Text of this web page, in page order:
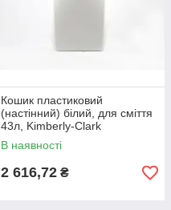
Кошик пластиковий
(настінний) білий, для сміття
43л, Kimberly-Clark
В наявності
2 616,72 ₴